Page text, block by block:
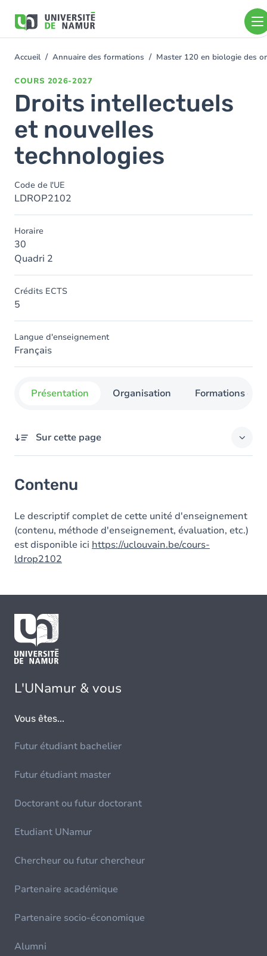
contenu
You
Accueil Annuaire des formations Master 120 en biologie des
COURS 2026-2027
Droits intellectuels
et nouvelles
technologies
Code de l'UE
LDROP2102
Horaire
30
Quadri 2
Crédits ECTS
5
Langue d'enseignement
Français
Présentation Organisation Formations
Sur cette page
Contenu
Le descriptif complet de cette unité d'enseignement
(contenu, méthode d'enseignement, évaluation, etc.)
est disponible ici https://uclouvain.be/cours-
ldrop2102
L'UNamur & vous
Vous êtes...
Futur étudiant bachelier
Futur étudiant master
Doctorant ou futur doctorant
Etudiant UNamur
Chercheur ou futur chercheur
Partenaire académique
Partenaire socio-économique
Alumni